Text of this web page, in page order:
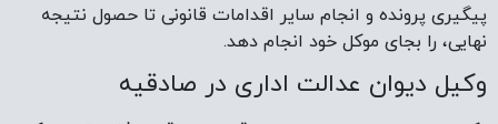
قوانین و مقرراتی که در دیوان عدالت اداری به آنها استناد
می‌شود، غالباً پیچیده و مبهم هستند به همین علت کمک
گرفتن از وکیل دیوان عدالت اداری به شما کمک میکند تا با